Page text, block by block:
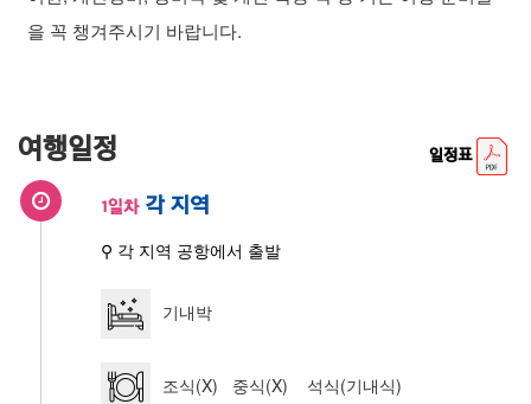
을 꼭 챙겨주시기 바랍니다.
여행일정 일정표
1일차 각 지역
⚲ 각 지역 공항에서 출발
기내박
조식(X) 중식(X) 석식(기내식)